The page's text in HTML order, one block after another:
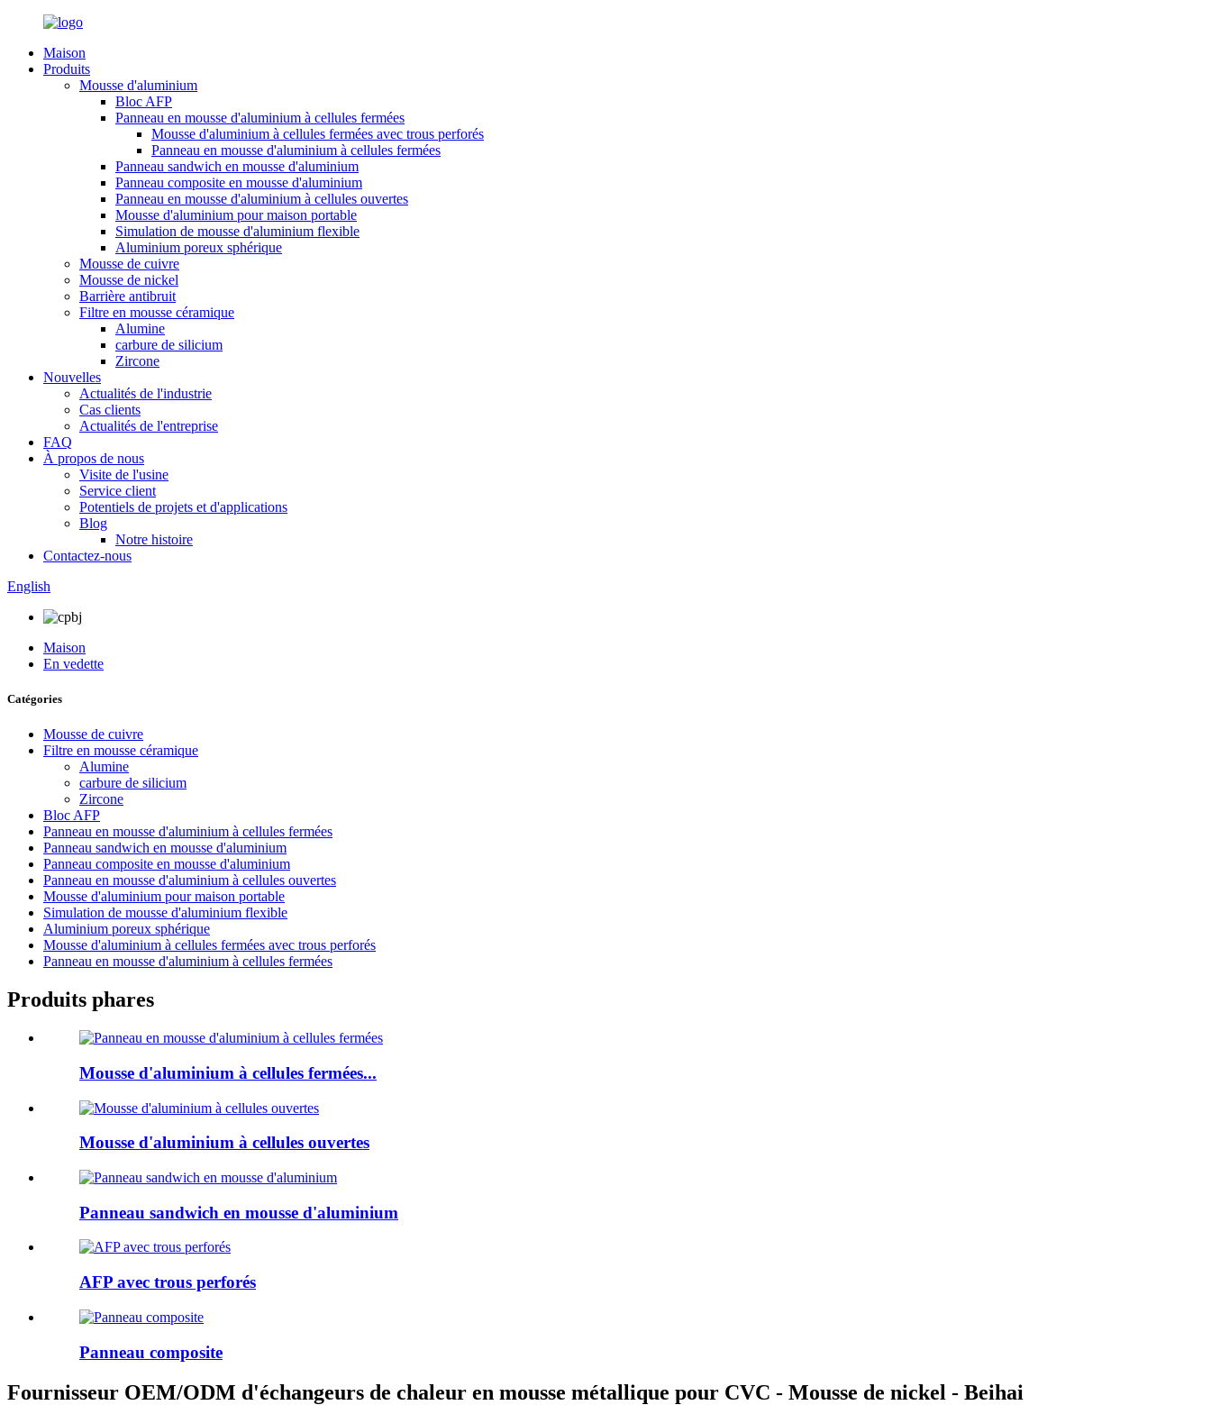
Maison
Produits
Mousse d'aluminium
Bloc AFP
Panneau en mousse d'aluminium à cellules fermées
Mousse d'aluminium à cellules fermées avec trous perforés
Panneau en mousse d'aluminium à cellules fermées
Panneau sandwich en mousse d'aluminium
Panneau composite en mousse d'aluminium
Panneau en mousse d'aluminium à cellules ouvertes
Mousse d'aluminium pour maison portable
Simulation de mousse d'aluminium flexible
Aluminium poreux sphérique
Mousse de cuivre
Mousse de nickel
Barrière antibruit
Filtre en mousse céramique
Alumine
carbure de silicium
Zircone
Nouvelles
Actualités de l'industrie
Cas clients
Actualités de l'entreprise
FAQ
À propos de nous
Visite de l'usine
Service client
Potentiels de projets et d'applications
Blog
Notre histoire
Contactez-nous
English
Maison
En vedette
Catégories
Mousse de cuivre
Filtre en mousse céramique
Alumine
carbure de silicium
Zircone
Bloc AFP
Panneau en mousse d'aluminium à cellules fermées
Panneau sandwich en mousse d'aluminium
Panneau composite en mousse d'aluminium
Panneau en mousse d'aluminium à cellules ouvertes
Mousse d'aluminium pour maison portable
Simulation de mousse d'aluminium flexible
Aluminium poreux sphérique
Mousse d'aluminium à cellules fermées avec trous perforés
Panneau en mousse d'aluminium à cellules fermées
Produits phares
Mousse d'aluminium à cellules fermées...
Mousse d'aluminium à cellules ouvertes
Panneau sandwich en mousse d'aluminium
AFP avec trous perforés
Panneau composite
Fournisseur OEM/ODM d'échangeurs de chaleur en mousse métallique pour CVC - Mousse de nickel - Beihai